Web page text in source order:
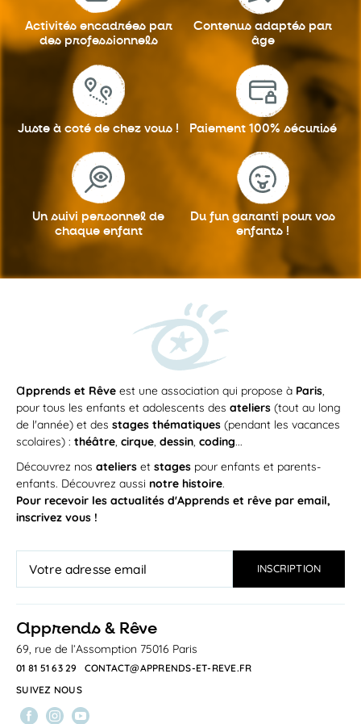
Activités encadrées par
des professionnels
Contenus adaptés par
âge
Juste à coté de chez vous ! Paiement 100% sécurisé
Un suivi personnel de
chaque enfant
Du fun garantipour vos
enfants !
apprends et Rêve est une association qui propose à Paris,
pour tous les enfants et adolescents des ateliers (tout au long
de l'année) et des stages thématiques (pendant les vacances
scolaires) : théâtre, cirque, dessin, coding...
Découvrez nos ateliers et stages pour enfants et parents-
enfants. Découvrez aussi notre histoire.
Pour recevoir les actualités d'Apprends et rêve par email,
inscrivez vous !
apprends & Rêve
69, rue de l’Assomption 75016 Paris
01 81 51 63 29
CONTACT@APPRENDS-ET-REVE.FR
SUIVEZ NOUS